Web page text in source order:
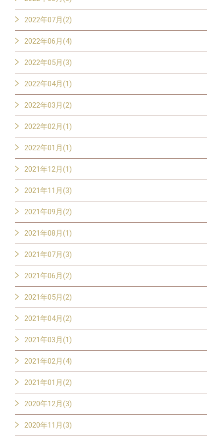
2022年07月(2)
2022年06月(4)
2022年05月(3)
2022年04月(1)
2022年03月(2)
2022年02月(1)
2022年01月(1)
2021年12月(1)
2021年11月(3)
2021年09月(2)
2021年08月(1)
2021年07月(3)
2021年06月(2)
2021年05月(2)
2021年04月(2)
2021年03月(1)
2021年02月(4)
2021年01月(2)
2020年12月(3)
2020年11月(3)